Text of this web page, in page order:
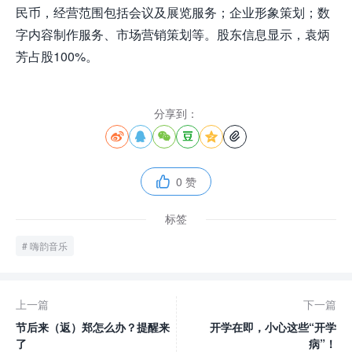
民币，经营范围包括会议及展览服务；企业形象策划；数
字内容制作服务、市场营销策划等。股东信息显示，袁炳
芳占股100%。
分享到：
     
 0 赞
标签
嗨韵音乐
上一篇
节后来（返）郑怎么办？提醒来
了
下一篇
开学在即，小心这些“开学
病”！